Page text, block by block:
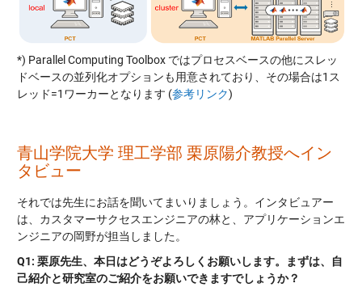
*) Parallel Computing Toolbox ではプロセスベースの他にスレッ
ドベースの並列化オプションも用意されており、その場合は1ス
レッド=1ワーカーとなります (参考リンク)
青山学院大学 理工学部 栗原陽介教授へイン
タビュー
それでは先生にお話を聞いてまいりましょう。インタビュアー
は、カスタマーサクセスエンジニアの林と、アプリケーションエ
ンジニアの岡野が担当しました。
Q1: 栗原先生、本日はどうぞよろしくお願いします。まずは、自
己紹介と研究室のご紹介をお願いできますでしょうか？